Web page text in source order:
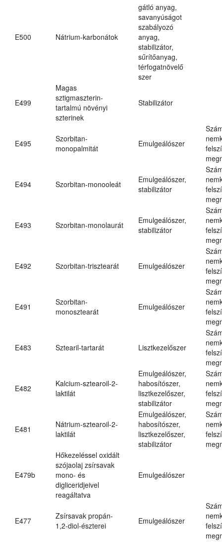
E500 Nátrium-karbonátok
gátló anyag,
savanyúságot
szabályozó
anyag,
stabilizátor,
sűrítőanyag,
térfogatnövelő
szer
E499
Magas
sztigmaszterin-
tartalmú növényi
szterinek
Stabilizátor
E495
Szorbitan-
monopalmitát
Emulgeálószer
E494 Szorbitan-monooleát
Emulgeálószer,
stabilizátor
E493 Szorbitan-monolaurát
Emulgeálószer,
stabilizátor
E492 Szorbitan-trisztearát Emulgeálószer
E491
Szorbitan-
monosztearát
Emulgeálószer
E483 Sztearil-tartarát Lisztkezelőszer
E482
Kalcium-sztearoil-2-
laktilát
Emulgeálószer,
habosítószer,
lisztkezelőszer,
stabilizátor
E481
Nátrium-sztearoil-2-
laktilát
Emulgeálószer,
habosítószer,
lisztkezelőszer,
stabilizátor
E479b
Hőkezeléssel oxidált
szójaolaj zsírsavak
mono- és
digliceridjeivel
reagáltatva
Emulgeálószer
E477
Zsírsavak propán-
1,2-diol-észterei
Emulgeálószer